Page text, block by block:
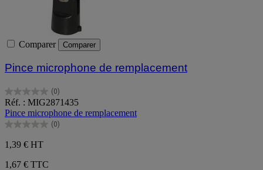
Comparer Comparer
Pince microphone de remplacement
(0)
0.0
sur
5
étoiles.
Réf. : MIG2871435
Pince microphone de remplacement
(0)
0.0
sur
5
étoiles.
1,39 € HT
1,67 € TTC